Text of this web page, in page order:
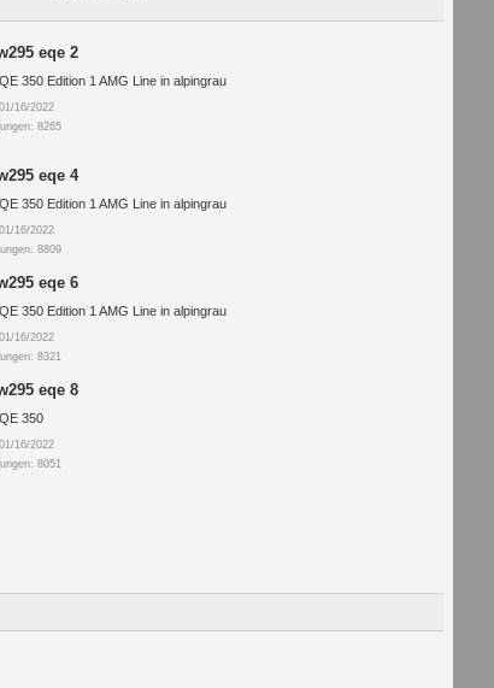
eqe 2
350 Edition 1 AMG Line in alpingrau
16/2022
8265
eqe 4
350 Edition 1 AMG Line in alpingrau
16/2022
8809
eqe 6
350 Edition 1 AMG Line in alpingrau
16/2022
8321
eqe 8
350
16/2022
8051